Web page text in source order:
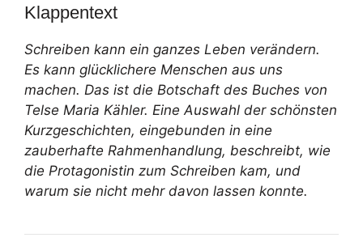
Klappentext
Schreiben kann ein ganzes Leben verändern.
Es kann glücklichere Menschen aus uns
machen. Das ist die Botschaft des Buches von
Telse Maria Kähler. Eine Auswahl der schönsten
Kurzgeschichten, eingebunden in eine
zauberhafte Rahmenhandlung, beschreibt, wie
die Protagonistin zum Schreiben kam, und
warum sie nicht mehr davon lassen konnte.